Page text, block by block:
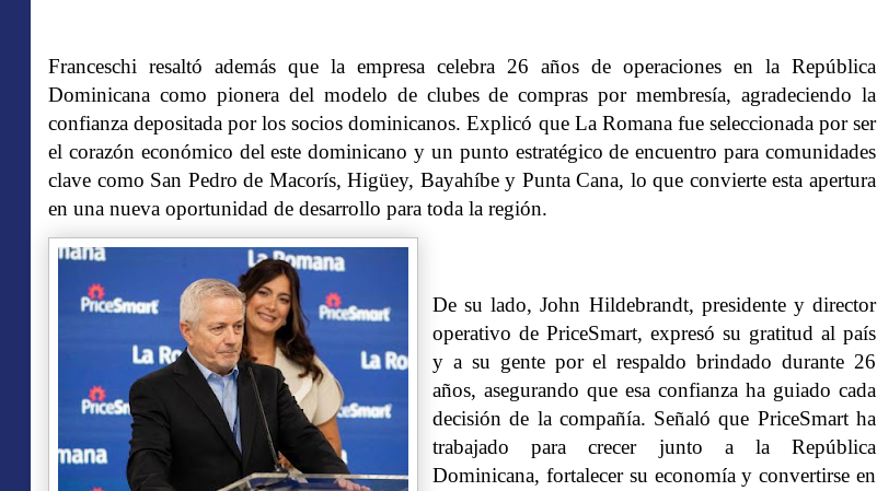
Franceschi resaltó además que la empresa celebra 26 años de operaciones en la República
Dominicana como pionera del modelo de clubes de compras por membresía, agradeciendo la
confianza depositada por los socios dominicanos. Explicó que La Romana fue seleccionada por ser
el corazón económico del este dominicano y un punto estratégico de encuentro para comunidades
clave como San Pedro de Macorís, Higüey, Bayahíbe y Punta Cana, lo que convierte esta apertura
en una nueva oportunidad de desarrollo para toda la región.
De su lado, John Hildebrandt, presidente y director
operativo de PriceSmart, expresó su gratitud al país
y a su gente por el respaldo brindado durante 26
años, asegurando que esa confianza ha guiado cada
decisión de la compañía. Señaló que PriceSmart ha
trabajado para crecer junto a la República
Dominicana, fortalecer su economía y convertirse en